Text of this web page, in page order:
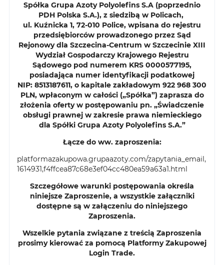
Spółka Grupa Azoty Polyolefins S.A (poprzednio
PDH Polska S.A.), z siedzibą w Policach,
ul. Kuźnicka 1, 72-010 Police, wpisana do rejestru
przedsiębiorców prowadzonego przez Sąd
Rejonowy dla Szczecina-Centrum w Szczecinie XIII
Wydział Gospodarczy Krajowego Rejestru
Sądowego pod numerem KRS 0000577195,
posiadająca numer identyfikacji podatkowej
NIP: 8513187611, o kapitale zakładowym 922 968 300
PLN, wpłaconym w całości („Spółka”) zaprasza do
złożenia oferty w postępowaniu pn. „Świadczenie
obsługi prawnej w zakresie prawa niemieckiego
dla Spółki Grupa Azoty Polyolefins S.A.”
Łącze do ww. zaproszenia:
platformazakupowa.grupaazoty.com/zapytania_email,
1614931,f4ffcea87c68e3ef04cc480ea59a63a1.html
Szczegółowe warunki postępowania określa
niniejsze Zaproszenie, a wszystkie załączniki
dostępne są w załączeniu do niniejszego
Zaproszenia.
Wszelkie pytania związane z treścią Zaproszenia
prosimy kierować za pomocą Platformy Zakupowej
Login Trade.